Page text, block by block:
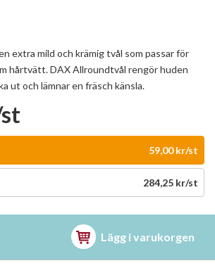
extra mild och krämig tvål som passar för
hårtvätt. DAX Allroundtvål rengör huden
ut och lämnar en fräsch känsla.
59,00 kr/st
284,25 kr/st
Lägg i varukorgen